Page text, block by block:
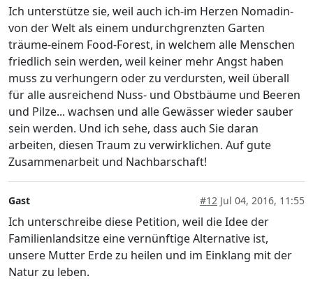
Ich unterstütze sie, weil auch ich-im Herzen Nomadin-
von der Welt als einem undurchgrenzten Garten
träume-einem Food-Forest, in welchem alle Menschen
friedlich sein werden, weil keiner mehr Angst haben
muss zu verhungern oder zu verdursten, weil überall
für alle ausreichend Nuss- und Obstbäume und Beeren
und Pilze... wachsen und alle Gewässer wieder sauber
sein werden. Und ich sehe, dass auch Sie daran
arbeiten, diesen Traum zu verwirklichen. Auf gute
Zusammenarbeit und Nachbarschaft!
Gast #12 Jul 04, 2016, 11:55
Ich unterschreibe diese Petition, weil die Idee der
Familienlandsitze eine vernünftige Alternative ist,
unsere Mutter Erde zu heilen und im Einklang mit der
Natur zu leben.